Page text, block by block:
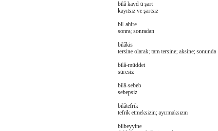
bilâ kayd ü şart
kayıtsız ve şartsız
bil-ahire
sonra; sonradan
bilâkis
tersine olarak; tam tersine; aksine; sonunda
bilâ-müddet
süresiz
bilâ-sebeb
sebepsiz
bilâtefrik
tefrik etmeksizin; ayırmaksızın
bilbeyyine